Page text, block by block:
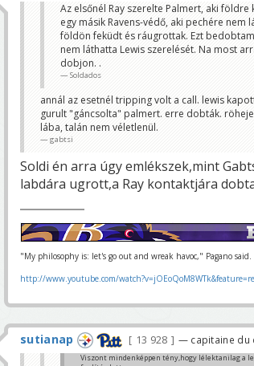
Az elsőnél Ray szerelte Palmert, aki
egy másik Ravens-védő, aki pechére
földön feküdt és ráugrottak. Ezt
nem láthatta Lewis szerelését. Na most
dobjon. .
Soldados
annál az esetnél tripping volt a call. lewis
gurult "gáncsolta" palmert. erre dobták.
lába, talán nem véletlenül.
gabtsi
Soldi én arra úgy emlékszek,mint
labdára ugrott,a Ray kontaktjára
"My philosophy is: let's go out and wreak havoc," Pagano said.
http://www.youtube.com/
sutianap 13 928 — capitaine du
Viszont mindenképpen tény,hogy lélektanilag a